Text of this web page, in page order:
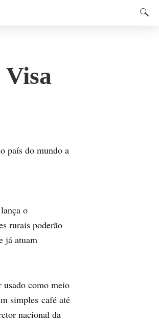
país do mundo a
o
rurais poderão
já atuam
como meio
simples café até
nacional da